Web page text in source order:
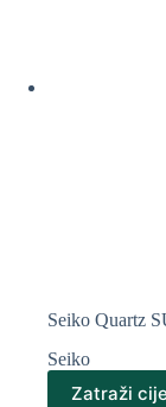
Seiko Quartz
Seiko
Zatraži